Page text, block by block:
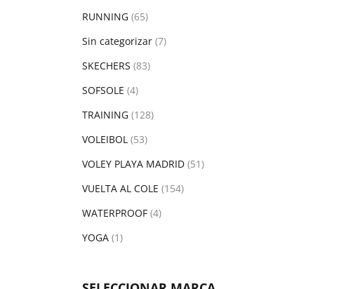
RUNNING (65)
Sin categorizar (7)
SKECHERS (83)
SOFSOLE (4)
TRAINING (128)
VOLEIBOL (53)
VOLEY PLAYA MADRID (51)
VUELTA AL COLE (154)
WATERPROOF (4)
YOGA (1)